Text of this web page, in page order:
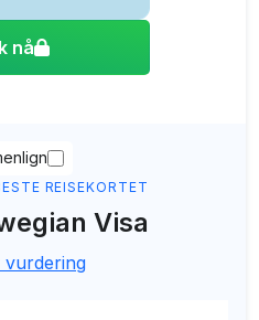
nå
REISEKORTET
Visa
vurdering